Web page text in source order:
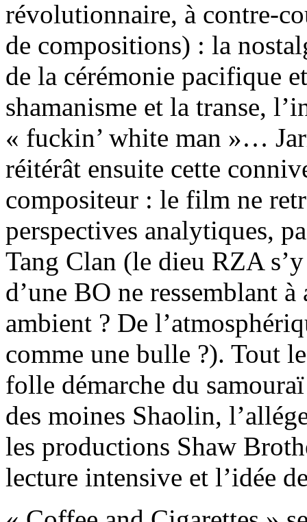
révolutionnaire, à contre-
de compositions) : la
de la cérémonie pacifique
shamanisme et la transe,
« fuckin’ white man »…
réitérât ensuite cette
compositeur : le film ne
perspectives analytiques,
Tang Clan (le dieu RZA
d’une BO ne ressemblant
ambient ? De
comme une bulle ?). Tout
folle démarche du
des moines Shaolin,
les productions Shaw
lecture intensive et l’idée